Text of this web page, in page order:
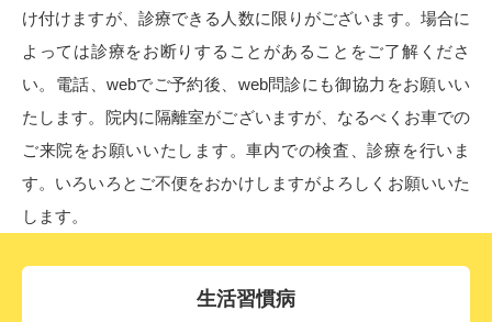
け付けますが、診療できる人数に限りがございます。場合に
よっては診療をお断りすることがあることをご了解くださ
い。電話、webでご予約後、web問診にも御協力をお願いい
たします。院内に隔離室がございますが、なるべくお車での
ご来院をお願いいたします。車内での検査、診療を行いま
す。いろいろとご不便をおかけしますがよろしくお願いいた
します。
生活習慣病